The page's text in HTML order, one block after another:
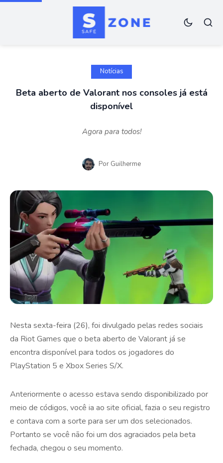
Notícias
Beta aberto de Valorant nos consoles já está
disponível
Agora para todos!
Por Guilherme
Nesta sexta-feira (26), foi divulgado pelas redes sociais
da Riot Games que o beta aberto de Valorant já se
encontra disponível para todos os jogadores do
PlayStation 5 e Xbox Series S/X.
Anteriormente o acesso estava sendo disponibilizado por
meio de códigos, você ia ao site oficial, fazia o seu registro
e contava com a sorte para ser um dos selecionados.
Portanto se você não foi um dos agraciados pela beta
fechada, chegou o seu momento.